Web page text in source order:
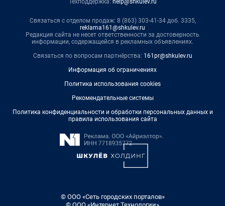
Связаться с отделом продаж: 8 (863) 303-41-34 доб. 3335,
reklama161@shkulev.ru
Редакция сайта не несет ответственности за достоверность
информации, содержащейся в рекламных объявлениях.
Связаться по вопросам партнёрства: 161pr@shkulev.ru
Информация об ограничениях
Политика использования cookies
Рекомендательные системы
Политика конфиденциальности и обработки персональных данных и
правила использования сайта
© ООО «Сеть городских порталов»